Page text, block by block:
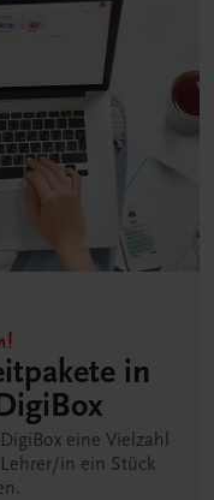
in
eine Vielzahl
in ein Stück